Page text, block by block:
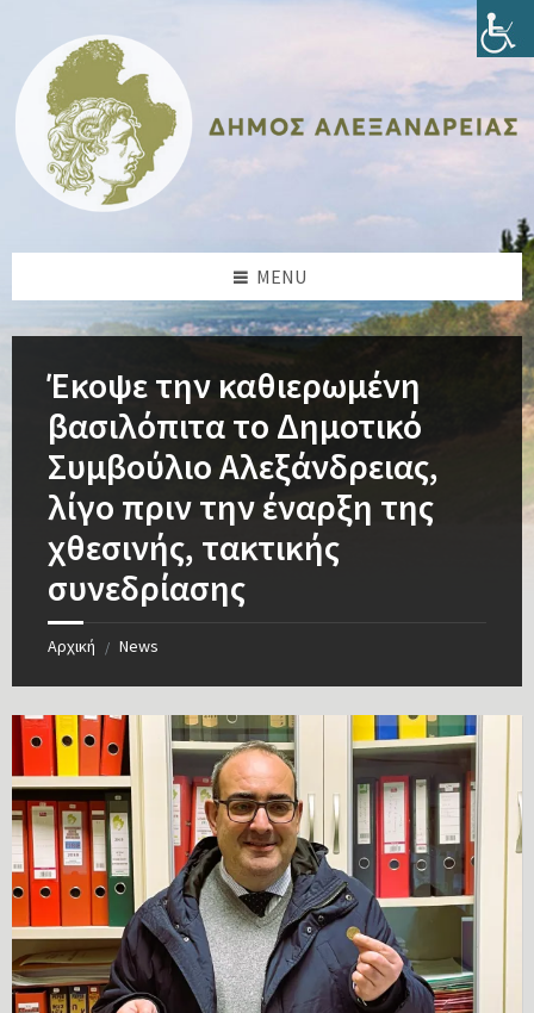
content
sidebar
sidebar
footer
MENU
Έκοψε την καθιερωμένη
βασιλόπιτα το Δημοτικό
Συμβούλιο Αλεξάνδρειας,
λίγο πριν την έναρξη της
χθεσινής, τακτικής
συνεδρίασης
Αρχική / News